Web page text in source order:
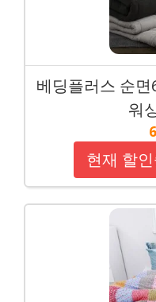
베딩플러스 순
워
현재 할